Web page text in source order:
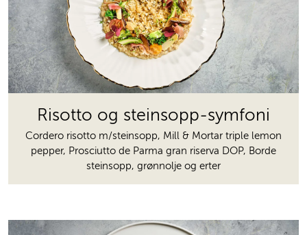
Risotto og steinsopp-symfoni
Cordero risotto m/steinsopp, Mill & Mortar triple lemon
pepper, Prosciutto de Parma gran riserva DOP, Borde
steinsopp, grønnolje og erter